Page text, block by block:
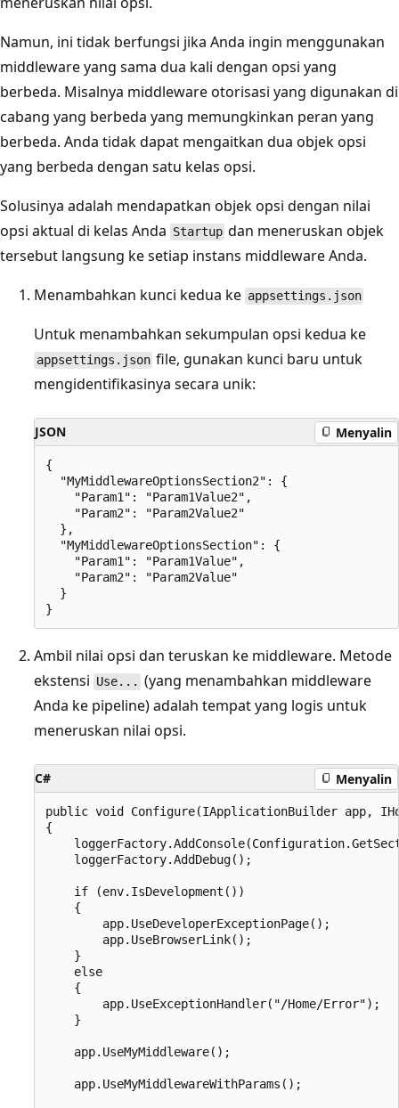
Namun, ini tidak berfungsi jika Anda ingin menggunakan
middleware yang sama dua kali dengan opsi yang
berbeda. Misalnya middleware otorisasi yang digunakan di
cabang yang berbeda yang memungkinkan peran yang
berbeda. Anda tidak dapat mengaitkan dua objek opsi
yang berbeda dengan satu kelas opsi.
Solusinya adalah mendapatkan objek opsi dengan nilai
opsi aktual di kelas Anda Startup dan meneruskan objek
tersebut langsung ke setiap instans middleware Anda.
Menambahkan kunci kedua ke appsettings.json
Untuk menambahkan sekumpulan opsi kedua ke
appsettings.json file, gunakan kunci baru untuk
mengidentifikasinya secara unik:
JSON Menyalin
{
  "MyMiddlewareOptionsSection2": {
    "Param1": "Param1Value2",
    "Param2": "Param2Value2"
  },
  "MyMiddlewareOptionsSection": {
    "Param1": "Param1Value",
    "Param2": "Param2Value"
  }
Ambil nilai opsi dan teruskan ke middleware. Metode
ekstensi Use... (yang menambahkan middleware
Anda ke pipeline) adalah tempat yang logis untuk
meneruskan nilai opsi.
C# Menyalin
public void Configure(IApplicationBuilder app,
{
    loggerFactory.AddDebug();
    if (env.IsDevelopment())
    {
        app.UseDeveloperExceptionPage();
        app.UseBrowserLink();
    }
    else
    {
        app.UseExceptionHandler("/Home/Error");
    }
    app.UseMyMiddleware();
    app.UseMyMiddlewareWithParams();